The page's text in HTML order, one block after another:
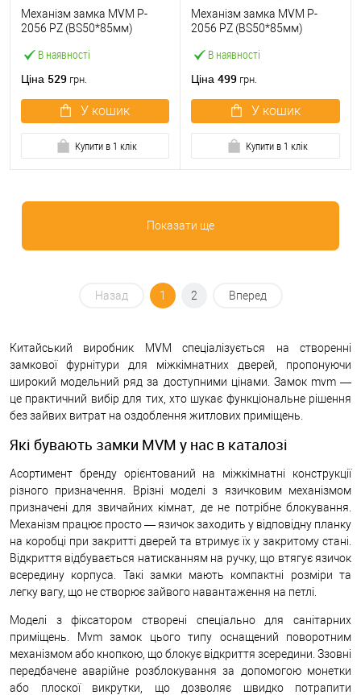
В наявності
Механізм замка MVM P-
2056 PZ (BS50*85мм)
Ціна 529 грн.
У кошик
Купити в 1 клік
В наявності
Механізм замка MVM P-
2056 PZ (BS50*85мм)
антрацит
Ціна 499 грн.
У кошик
Купити в 1 клік
Показати ще
Назад 1 2 Вперед
Китайський виробник MVM спеціалізується на створенні
замкової фурнітури для міжкімнатних дверей, пропонуючи
широкий модельний ряд за доступними цінами. Замок mvm —
це практичний вибір для тих, хто шукає функціональне рішення
без зайвих витрат на оздоблення житлових приміщень.
Які бувають замки MVM у нас в каталозі
Асортимент бренду орієнтований на міжкімнатні конструкції
різного призначення. Врізні моделі з язичковим механізмом
призначені для звичайних кімнат, де не потрібне блокування.
Механізм працює просто — язичок заходить у відповідну планку
на коробці при закритті дверей та втримує їх у закритому стані.
Відкриття відбувається натисканням на ручку, що втягує язичок
всередину корпуса. Такі замки мають компактні розміри та
легку вагу, що не створює зайвого навантаження на петлі.
Моделі з фіксатором створені спеціально для санітарних
приміщень. Mvm замок цього типу оснащений поворотним
механізмом або кнопкою, що блокує відкриття зсередини. Ззовні
передбачене аварійне розблокування за допомогою монетки
або плоскої викрутки, що дозволяє швидко потрапити